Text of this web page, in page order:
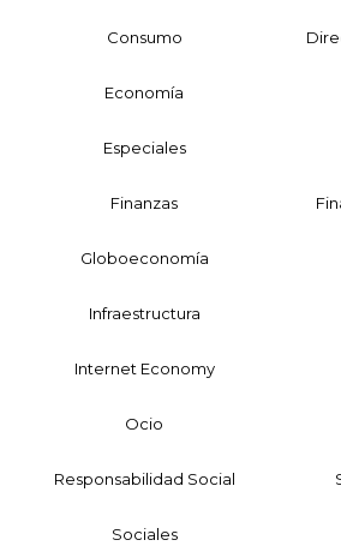
Consumo
Economía
Especiales
Finanzas
Globoeconomía
Infraestructura
Internet Economy
Ocio
Responsabilidad Social
Sociales